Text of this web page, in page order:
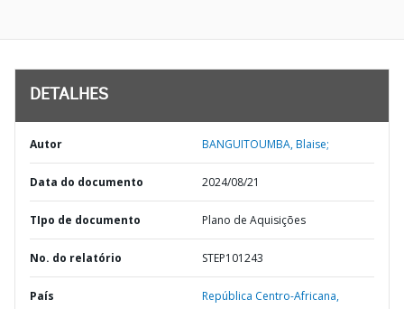
DETALHES
Autor BANGUITOUMBA, Blaise;
Data do documento 2024/08/21
TIpo de documento Plano de Aquisições
No. do relatório STEP101243
País República Centro-Africana,